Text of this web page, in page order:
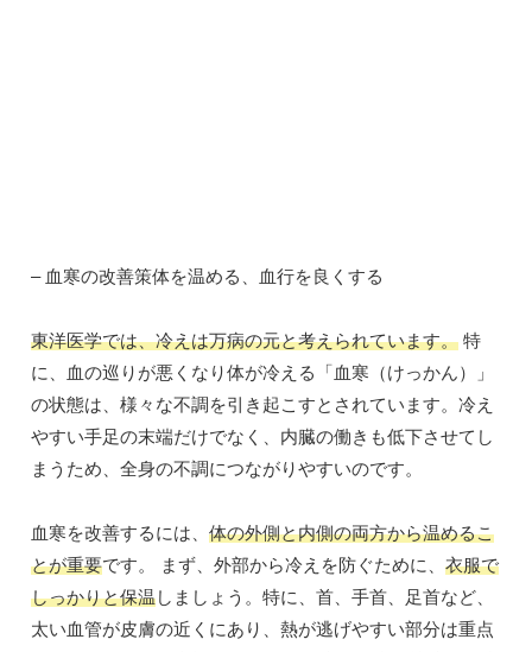
– 血寒の改善策体を温める、血行を良くする
東洋医学では、冷えは万病の元と考えられています。 特
に、血の巡りが悪くなり体が冷える「血寒（けっかん）」
の状態は、様々な不調を引き起こすとされています。冷え
やすい手足の末端だけでなく、内臓の働きも低下させてし
まうため、全身の不調につながりやすいのです。
血寒を改善するには、 体の外側と内側の両方から温めるこ
とが重要です。 まず、外部から冷えを防ぐために、 衣服で
しっかりと保温しましょう。特に、首、手首、足首など、
太い血管が皮膚の近くにあり、熱が逃げやすい部分は重点